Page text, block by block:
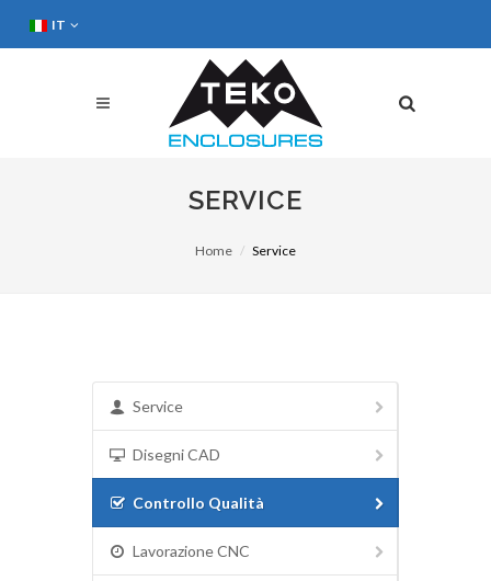
IT
SERVICE
Home Service
Service
Disegni CAD
Controllo Qualità
Lavorazione CNC